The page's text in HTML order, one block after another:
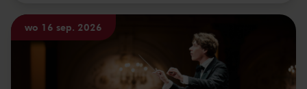
wo 16 sep. 2026